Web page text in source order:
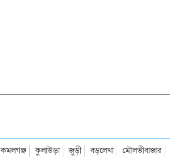
কমলগঞ্জ কুলাউড়া জুড়ী বড়লেখা মৌলভীবাজার